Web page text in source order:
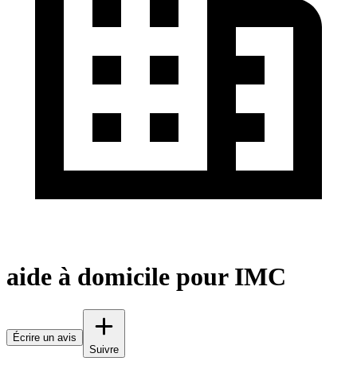
aide à domicile pour IMC
Écrire un avis
Suivre